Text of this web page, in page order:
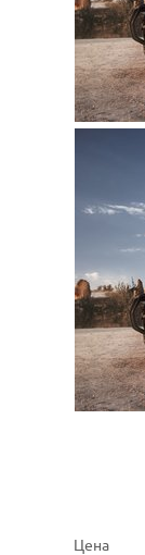
Цена